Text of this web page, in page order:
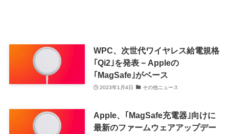
WPC、次世代ワイヤレス給電規格
｢Qi2｣を発表 − Appleの
｢MagSafe｣がベース
2023年1月4日 その他ニュース
Apple、｢MagSafe充電器｣向けに
最新のファームウェアアップデー